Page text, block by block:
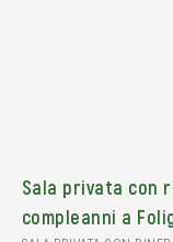
Sala privata con
compleanni a